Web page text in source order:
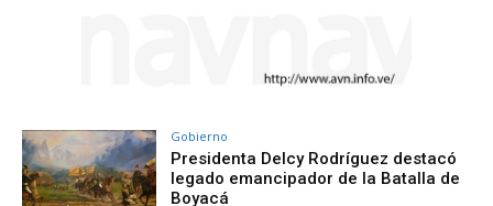
Gobierno
Presidenta Delcy Rodríguez destacó
legado emancipador de la Batalla de
Boyacá